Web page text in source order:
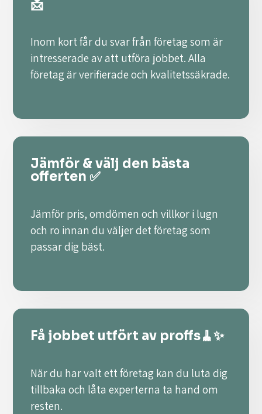
📩
Inom kort får du svar från företag som är
intresserade av att utföra jobbet. Alla
företag är verifierade och kvalitetssäkrade.
Jämför & välj den bästa
offerten ✅
Jämför pris, omdömen och villkor i lugn
och ro innan du väljer det företag som
passar dig bäst.
Få jobbet utfört av proffs🧹✨
När du har valt ett företag kan du luta dig
tillbaka och låta experterna ta hand om
resten.